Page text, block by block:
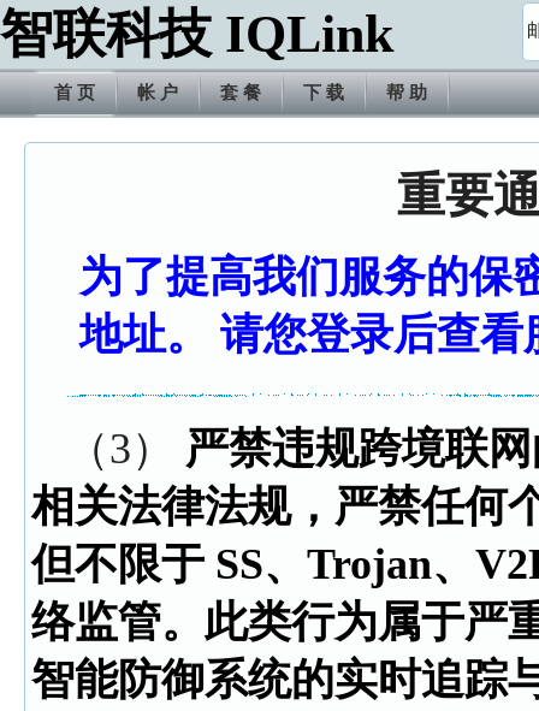
智联科技 IQLink
首 页 帐 户 套 餐 下 载 帮 助
重要
为了提高我们服务的保
地址。 请您登录后查
（3） 严禁违规跨境联
相关法律法规，严禁任何
但不限于 SS、Trojan、
络监管。此类行为属于严
智能防御系统的实时追踪